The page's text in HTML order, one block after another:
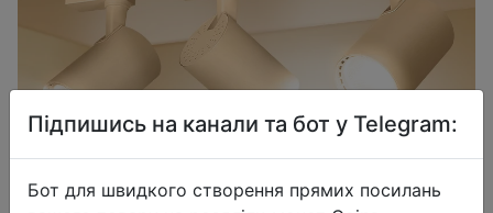
Підпишись на канали та бот у Telegram:
Бот для швидкого створення прямих посилань